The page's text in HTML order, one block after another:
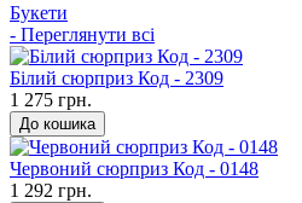
Букети
- Переглянути всі
Білий сюрприз Код - 2309
1 275 грн.
До кошика
Червоний сюрприз Код - 0148
1 292 грн.